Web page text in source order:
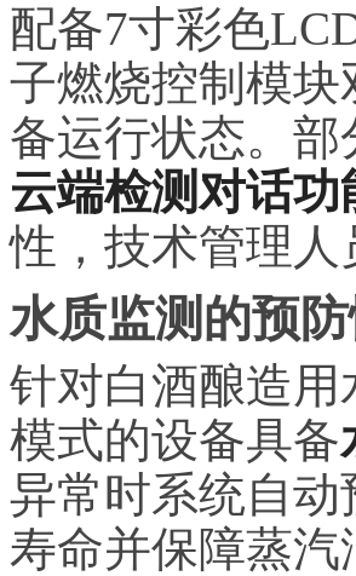
配备7寸彩色
子燃烧控制模
备运行状态。
云端检测对话功
性，技术管理
水质监测的预
针对白酒酿造用
模式的设备具备
异常时系统自
寿命并保障蒸汽